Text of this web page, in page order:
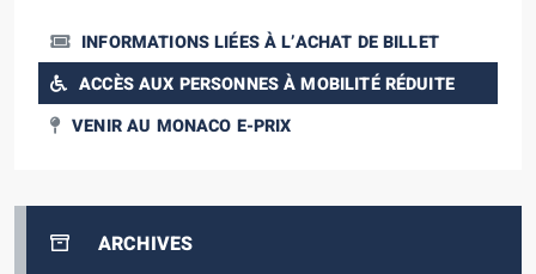
INFORMATIONS LIÉES À L’ACHAT DE BILLET
ACCÈS AUX PERSONNES À MOBILITÉ RÉDUITE
VENIR AU MONACO E-PRIX
ARCHIVES